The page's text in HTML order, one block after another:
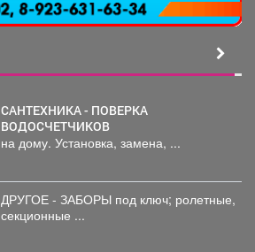
САНТЕХНИКА - ПОВЕРКА
ВОДОСЧЕТЧИКОВ
на дому. Установка, замена, ...
ДРУГОЕ - ЗАБОРЫ под ключ; ролетные,
секционные ...